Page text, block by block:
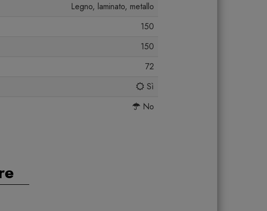
Legno, laminato, metallo
150
150
72
Sì
No